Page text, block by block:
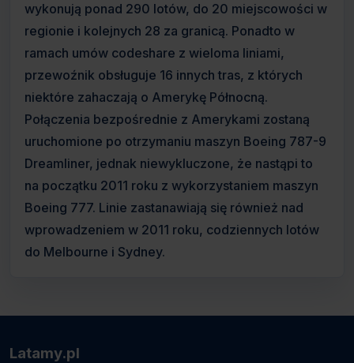
wykonują ponad 290 lotów, do 20 miejscowości w
regionie i kolejnych 28 za granicą. Ponadto w
ramach umów codeshare z wieloma liniami,
przewoźnik obsługuje 16 innych tras, z których
niektóre zahaczają o Amerykę Północną.
Połączenia bezpośrednie z Amerykami zostaną
uruchomione po otrzymaniu maszyn Boeing 787-9
Dreamliner, jednak niewykluczone, że nastąpi to
na początku 2011 roku z wykorzystaniem maszyn
Boeing 777. Linie zastanawiają się również nad
wprowadzeniem w 2011 roku, codziennych lotów
do Melbourne i Sydney.
Latamy.pl